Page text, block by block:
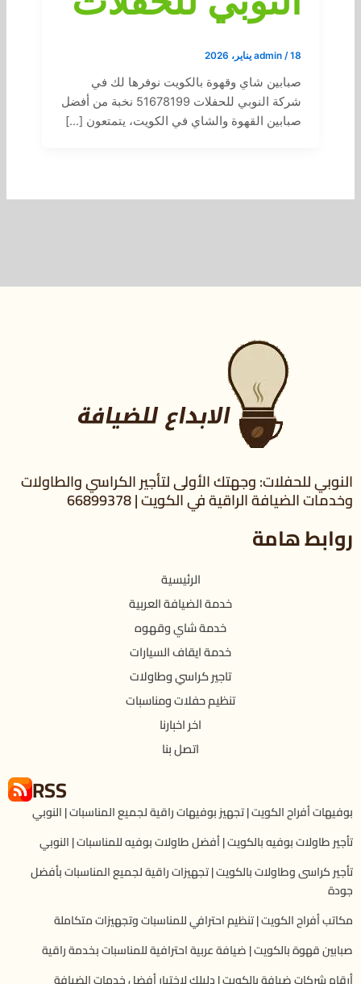
admin /18 يناير، 2026
صبابين شاي وقهوة بالكويت نوفرها لك في
شركة النوبي للحفلات 51678199 نخبة من أفضل
صبابين القهوة والشاي في الكويت، يتمتعون […]
النوبي للحفلات: وجهتك الأولى لتأجير الكراسي والطاولات
وخدمات الضيافة الراقية في الكويت | 66899378
روابط هامة
الرئيسية
خدمة الضيافة العربية
خدمة شاي وقهوه
خدمة ايقاف السيارات
تاجير كراسي وطاولات
تنظيم حفلات ومناسبات
اخر اخبارنا
اتصل بنا
RSS
بوفيهات أفراح الكويت | تجهيز بوفيهات راقية لجميع المناسبات | النوبي
تأجير طاولات بوفيه بالكويت | أفضل طاولات بوفيه للمناسبات | النوبي
تأجير كراسى وطاولات بالكويت | تجهيزات راقية لجميع المناسبات بأفضل
جودة
مكاتب أفراح الكويت | تنظيم احترافي للمناسبات وتجهيزات متكاملة
صبابين قهوة بالكويت | ضيافة عربية احترافية للمناسبات بخدمة راقية